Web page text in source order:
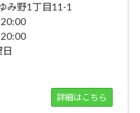
み野1丁目11-1
詳細はこちら